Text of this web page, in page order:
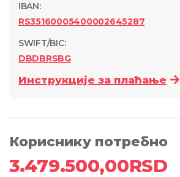
IBAN:
RS35160005400002645287
SWIFT/BIC:
DBDBRSBG
Инструкције за плаћање
Кориснику потребно
3.479.500,00RSD